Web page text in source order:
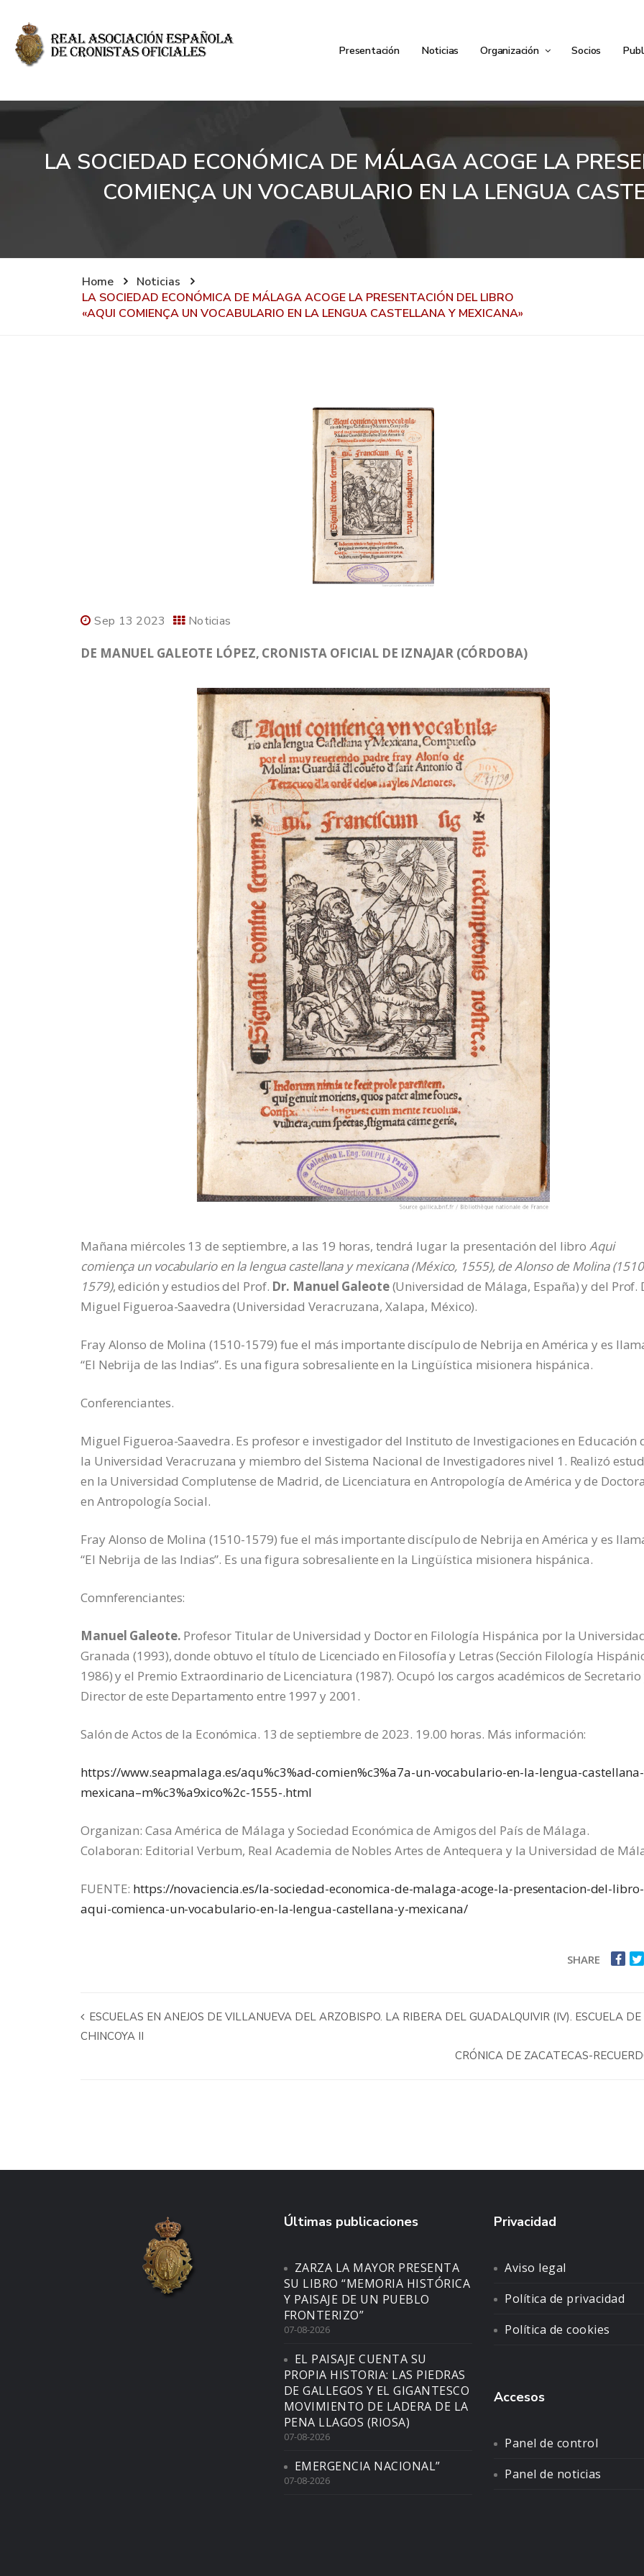
Presentación Noticias Organización Socios
LA SOCIEDAD ECONÓMICA DE MÁLAGA ACOGE LA
COMIENÇA UN VOCABULARIO EN LA LENGUA
Home
Noticias
LA SOCIEDAD ECONÓMICA DE MÁLAGA ACOGE LA PRESENTACIÓN DEL LIBRO
«AQUI COMIENÇA UN VOCABULARIO EN LA LENGUA CASTELLANA Y MEXICANA»
Sep 13 2023 Noticias
DE MANUEL GALEOTE LÓPEZ, CRONISTA OFICIAL DE IZNAJAR (CÓRDOBA)
Mañana miércoles 13 de septiembre, a las 19 horas, tendrá lugar la presentación del libro Aqui
comiença un vocabulario en la lengua castellana y mexicana (México, 1555), de Alonso de Molina
1579), edición y estudios del Prof. Dr. Manuel Galeote(Universidad de Málaga, España) y del Prof.
Miguel Figueroa-Saavedra (Universidad Veracruzana, Xalapa, México).
Fray Alonso de Molina (1510-1579) fue el más importante discípulo de Nebrija en América y es
“El Nebrija de las Indias”. Es una figura sobresaliente en la Lingüística misionera hispánica.
Conferenciantes.
Miguel Figueroa-Saavedra. Es profesor e investigador del Instituto de Investigaciones en Educación
la Universidad Veracruzana y miembro del Sistema Nacional de Investigadores nivel 1. Realizó
en la Universidad Complutense de Madrid, de Licenciatura en Antropología de América y de
en Antropología Social.
Fray Alonso de Molina (1510-1579) fue el más importante discípulo de Nebrija en América y es
“El Nebrija de las Indias”. Es una figura sobresaliente en la Lingüística misionera hispánica.
Comnferenciantes:
Manuel Galeote. Profesor Titular de Universidad y Doctor en Filología Hispánica por la
Granada (1993), donde obtuvo el título de Licenciado en Filosofía y Letras (Sección Filología
1986) y el Premio Extraordinario de Licenciatura (1987). Ocupó los cargos académicos de Secretario
Director de este Departamento entre 1997 y 2001.
Salón de Actos de la Económica. 13 de septiembre de 2023. 19.00 horas. Más información:
https://www.seapmalaga.es/aqu%c3%ad-comien%c3%a7a-un-vocabulario-en-la-lengua-
mexicana–m%c3%a9xico%2c-1555-.html
Organizan: Casa América de Málaga y Sociedad Económica de Amigos del País de Málaga.
Colaboran: Editorial Verbum, Real Academia de Nobles Artes de Antequera y la Universidad de
FUENTE: https://novaciencia.es/la-sociedad-economica-de-malaga-acoge-la-presentacion-del-libro-
aqui-comienca-un-vocabulario-en-la-lengua-castellana-y-mexicana/
SHARE
ESCUELAS EN ANEJOS DE VILLANUEVA DEL ARZOBISPO. LA RIBERA DEL GUADALQUIVIR (IV). ESCUELA DE
CHINCOYA II
CRÓNICA DE ZACATECAS-
Últimas publicaciones
ZARZA LA MAYOR PRESENTA
SU LIBRO “MEMORIA HISTÓRICA
Y PAISAJE DE UN PUEBLO
FRONTERIZO”
07-08-2026
EL PAISAJE CUENTA SU
PROPIA HISTORIA: LAS PIEDRAS
DE GALLEGOS Y EL GIGANTESCO
MOVIMIENTO DE LADERA DE LA
PENA LLAGOS (RIOSA)
07-08-2026
EMERGENCIA NACIONAL”
07-08-2026
Privacidad
Aviso legal
Política de privacidad
Política de cookies
Accesos
Panel de control
Panel de noticias